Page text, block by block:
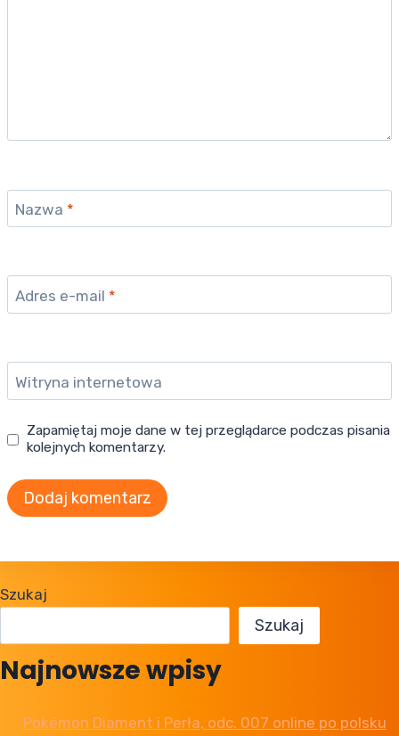
Nazwa *
Adres e-mail *
Witryna internetowa
Zapamiętaj moje dane w tej przeglądarce podczas pisania
kolejnych komentarzy.
Szukaj
Szukaj
Najnowsze wpisy
Pokémon Diament i Perła, odc. 007 online po polsku